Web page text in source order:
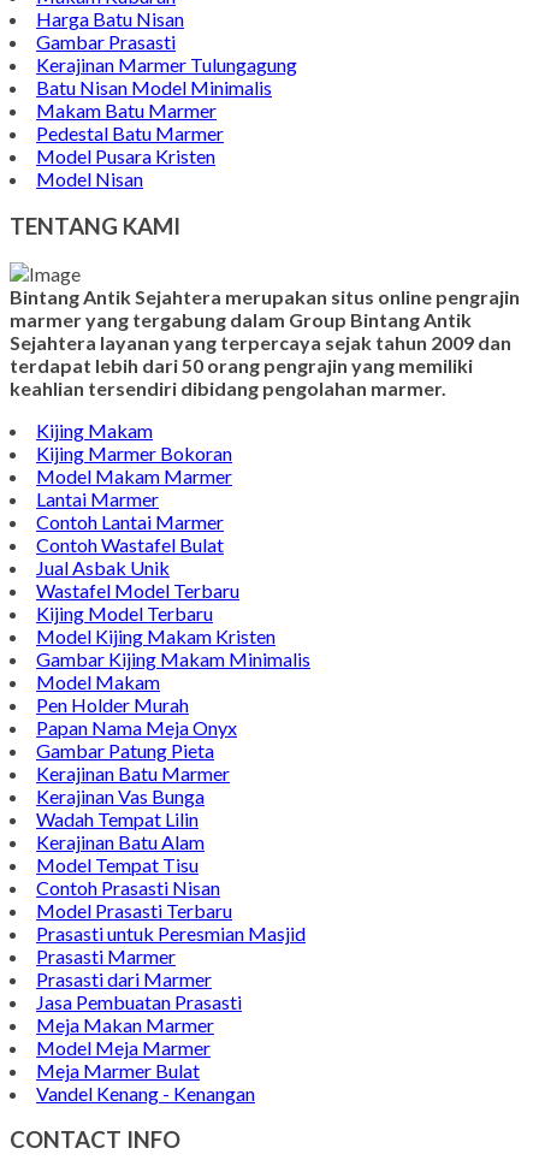
Makam Marmer Islam
Prasasti Marmer Jumbo
Contoh Nisan Model Muslim
Batu Nisan Minimalis
Kijing Makam Marmer
Contoh Makam Granit
Kijing Islam Marmer
Prasasti Nisan
Makam Marmer
Contoh Prasasti Peresmian
Wastafel Marmer
Makam Kuburan
Harga Batu Nisan
Gambar Prasasti
Kerajinan Marmer Tulungagung
Batu Nisan Model Minimalis
Makam Batu Marmer
Pedestal Batu Marmer
Model Pusara Kristen
Model Nisan
TENTANG KAMI
Bintang Antik Sejahtera merupakan situs online pengrajin
marmer yang tergabung dalam Group Bintang Antik
Sejahtera layanan yang terpercaya sejak tahun 2009 dan
terdapat lebih dari 50 orang pengrajin yang memiliki
keahlian tersendiri dibidang pengolahan marmer.
Kijing Makam
Kijing Marmer Bokoran
Model Makam Marmer
Lantai Marmer
Contoh Lantai Marmer
Contoh Wastafel Bulat
Jual Asbak Unik
Wastafel Model Terbaru
Kijing Model Terbaru
Model Kijing Makam Kristen
Gambar Kijing Makam Minimalis
Model Makam
Pen Holder Murah
Papan Nama Meja Onyx
Gambar Patung Pieta
Kerajinan Batu Marmer
Kerajinan Vas Bunga
Wadah Tempat Lilin
Kerajinan Batu Alam
Model Tempat Tisu